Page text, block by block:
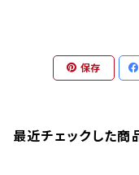
保存
最近チェックした商